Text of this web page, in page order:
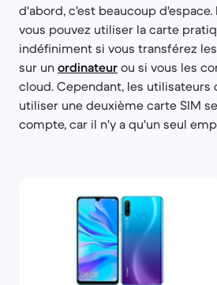
d'abord, c'est beaucoup
vous pouvez utiliser la carte
indéfiniment si vous transférez
sur un ordinateur ou si vous les
cloud. Cependant, les utilisateurs
utiliser une deuxième carte SIM
compte, car il n'y a qu'un seul